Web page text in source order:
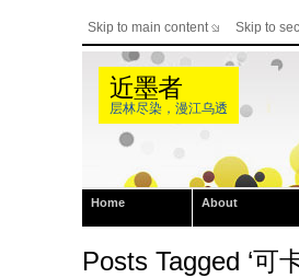
Skip to main content Skip to
近墨者
层林尽染，漫江乌透
Home About
Posts Tagged ‘可